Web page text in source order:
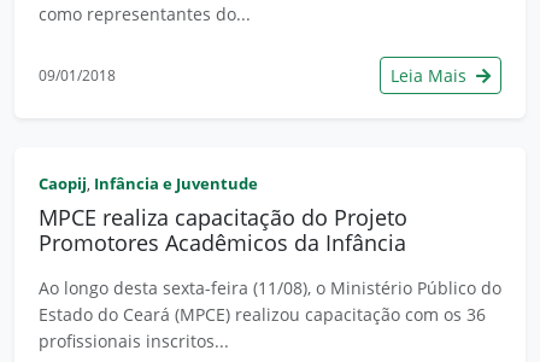
como representantes do...
09/01/2018 Leia Mais
Caopij, Infância e Juventude
MPCE realiza capacitação do Projeto
Promotores Acadêmicos da Infância
Ao longo desta sexta-feira (11/08), o Ministério Público do
Estado do Ceará (MPCE) realizou capacitação com os 36
profissionais inscritos...